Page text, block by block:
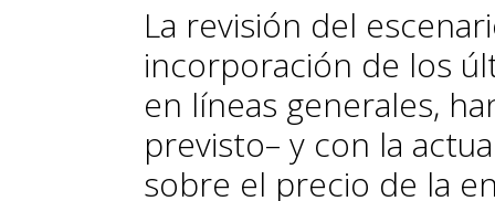
La revisión del
incorporación de los
en líneas generales,
previsto– y con la
sobre el precio de la